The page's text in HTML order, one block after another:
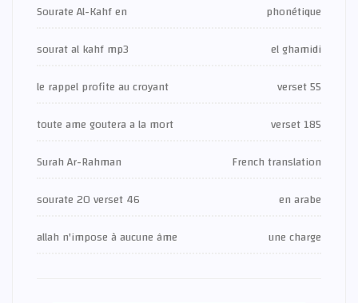
Sourate Al-Kahf en
phonétique
sourat al kahf mp3
el ghamidi
le rappel profite au croyant
verset 55
toute ame goutera a la mort
verset 185
Surah Ar-Rahman
French translation
sourate 20 verset 46
en arabe
allah n'impose à aucune âme
une charge